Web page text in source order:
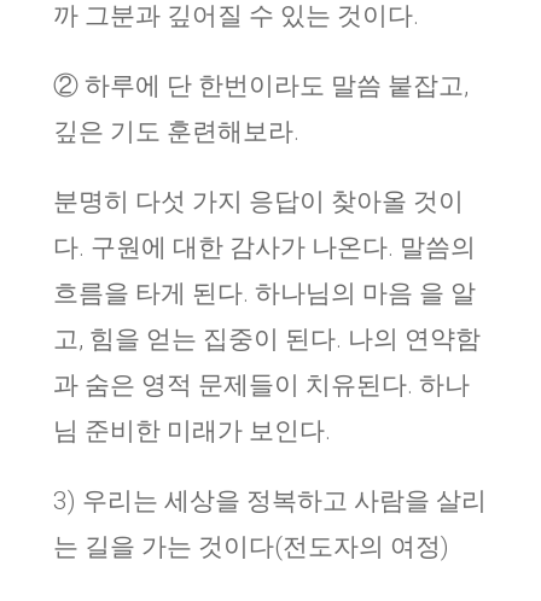
까 그분과 깊어질 수 있는 것이다.
② 하루에 단 한번이라도 말씀 붙잡고,
깊은 기도 훈련해보라.
분명히 다섯 가지 응답이 찾아올 것이
다. 구원에 대한 감사가 나온다. 말씀의
흐름을 타게 된다. 하나님의 마음 을 알
고, 힘을 얻는 집중이 된다. 나의 연약함
과 숨은 영적 문제들이 치유된다. 하나
님 준비한 미래가 보인다.
3) 우리는 세상을 정복하고 사람을 살리
는 길을 가는 것이다(전도자의 여정)